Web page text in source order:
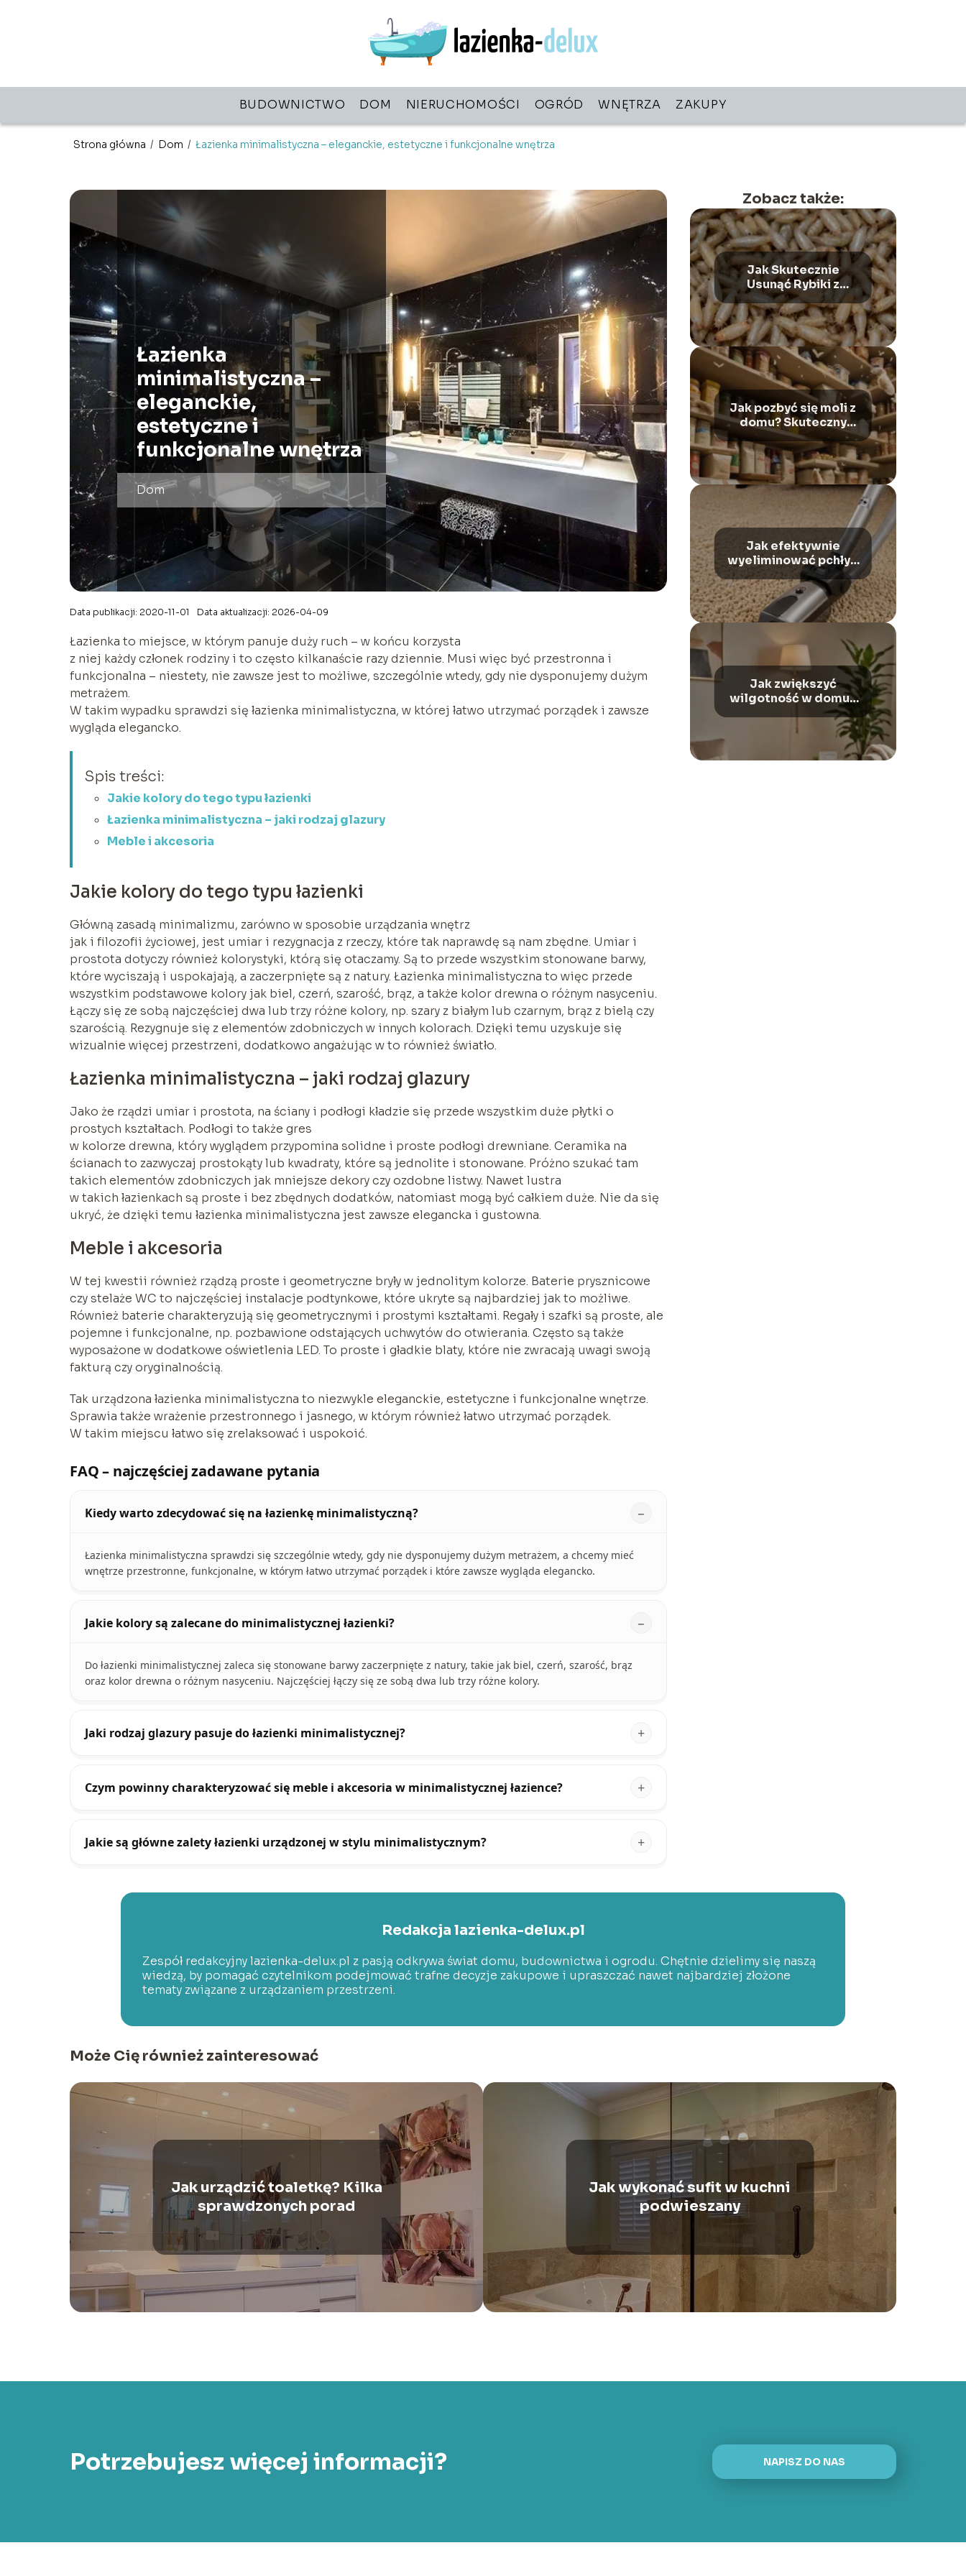
BUDOWNICTWO DOM NIERUCHOMOŚCI OGRÓD WNĘTRZA ZAKUPY
Strona główna / Dom / Łazienka minimalistyczna – eleganckie, estetyczne i funkcjonalne wnętrza
Łazienka
minimalistyczna –
eleganckie,
estetyczne i
funkcjonalne wnętrza
Dom
Data publikacji: 2020-11-01 Data aktualizacji: 2026-04-09
Łazienka to miejsce, w którym panuje duży ruch – w końcu korzysta
z niej każdy członek rodziny i to często kilkanaście razy dziennie. Musi więc być przestronna i
funkcjonalna – niestety, nie zawsze jest to możliwe, szczególnie wtedy, gdy nie dysponujemy dużym
metrażem.
W takim wypadku sprawdzi się łazienka minimalistyczna, w której łatwo utrzymać porządek i zawsze
wygląda elegancko.
Spis treści:
Jakie kolory do tego typu łazienki
Łazienka minimalistyczna – jaki rodzaj glazury
Meble i akcesoria
Jakie kolory do tego typu łazienki
Główną zasadą minimalizmu, zarówno w sposobie urządzania wnętrz
jak i filozofii życiowej, jest umiar i rezygnacja z rzeczy, które tak naprawdę są nam zbędne. Umiar i
prostota dotyczy również kolorystyki, którą się otaczamy. Są to przede wszystkim stonowane barwy,
które wyciszają i uspokajają, a zaczerpnięte są z natury. Łazienka minimalistyczna to więc przede
wszystkim podstawowe kolory jak biel, czerń, szarość, brąz, a także kolor drewna o różnym nasyceniu.
Łączy się ze sobą najczęściej dwa lub trzy różne kolory, np. szary z białym lub czarnym, brąz z bielą czy
szarością. Rezygnuje się z elementów zdobniczych w innych kolorach. Dzięki temu uzyskuje się
wizualnie więcej przestrzeni, dodatkowo angażując w to również światło.
Łazienka minimalistyczna – jaki rodzaj glazury
Jako że rządzi umiar i prostota, na ściany i podłogi kładzie się przede wszystkim duże płytki o
prostych kształtach. Podłogi to także gres
w kolorze drewna, który wyglądem przypomina solidne i proste podłogi drewniane. Ceramika na
ścianach to zazwyczaj prostokąty lub kwadraty, które są jednolite i stonowane. Próżno szukać tam
takich elementów zdobniczych jak mniejsze dekory czy ozdobne listwy. Nawet lustra
w takich łazienkach są proste i bez zbędnych dodatków, natomiast mogą być całkiem duże. Nie da się
ukryć, że dzięki temu łazienka minimalistyczna jest zawsze elegancka i gustowna.
Meble i akcesoria
W tej kwestii również rządzą proste i geometryczne bryły w jednolitym kolorze. Baterie prysznicowe
czy stelaże WC to najczęściej instalacje podtynkowe, które ukryte są najbardziej jak to możliwe.
Również baterie charakteryzują się geometrycznymi i prostymi kształtami. Regały i szafki są proste, ale
pojemne i funkcjonalne, np. pozbawione odstających uchwytów do otwierania. Często są także
wyposażone w dodatkowe oświetlenia LED. To proste i gładkie blaty, które nie zwracają uwagi swoją
fakturą czy oryginalnością.
Tak urządzona łazienka minimalistyczna to niezwykle eleganckie, estetyczne i funkcjonalne wnętrze.
Sprawia także wrażenie przestronnego i jasnego, w którym również łatwo utrzymać porządek.
W takim miejscu łatwo się zrelaksować i uspokoić.
FAQ – najczęściej zadawane pytania
Kiedy warto zdecydować się na łazienkę minimalistyczną?
Łazienka minimalistyczna sprawdzi się szczególnie wtedy, gdy nie dysponujemy dużym metrażem, a chcemy mieć
wnętrze przestronne, funkcjonalne, w którym łatwo utrzymać porządek i które zawsze wygląda elegancko.
Jakie kolory są zalecane do minimalistycznej łazienki?
Do łazienki minimalistycznej zaleca się stonowane barwy zaczerpnięte z natury, takie jak biel, czerń, szarość, brąz
oraz kolor drewna o różnym nasyceniu. Najczęściej łączy się ze sobą dwa lub trzy różne kolory.
Jaki rodzaj glazury pasuje do łazienki minimalistycznej?
Czym powinny charakteryzować się meble i akcesoria w minimalistycznej łazience?
Jakie są główne zalety łazienki urządzonej w stylu minimalistycznym?
Zobacz także:
Jak Skutecznie
Usunąć Rybiki z
Domu? Sprawdzone
Sposoby –
Bezpieczne Pozbycie
Się Tej Plagi!
Jak pozbyć się moli z
domu? Skuteczny
przewodnik i metody
– sprawdź!
Jak efektywnie
wyeliminować pchły z
mieszkania?
Wypróbowane
sposoby na
zwalczanie insektów
Jak zwiększyć
wilgotność w domu?
– Praktyczne
Redakcja lazienka-delux.pl
Zespół redakcyjny lazienka-delux.pl z pasją odkrywa świat domu, budownictwa i ogrodu. Chętnie dzielimy się naszą
wiedzą, by pomagać czytelnikom podejmować trafne decyzje zakupowe i upraszczać nawet najbardziej złożone
tematy związane z urządzaniem przestrzeni.
Może Cię również zainteresować
Jak urządzić toaletkę? Kilka
sprawdzonych porad
Jak wykonać sufit w kuchni
podwieszany
Potrzebujesz więcej informacji? NAPISZ DO NAS